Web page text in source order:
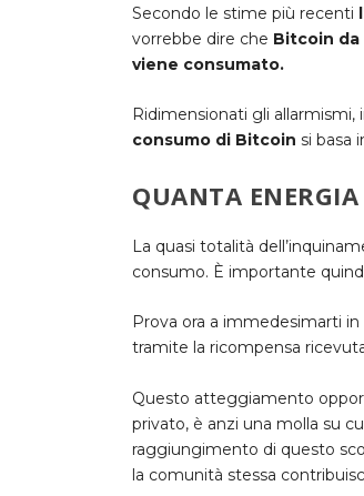
Secondo le stime più recenti
vorrebbe dire che Bitcoin da
viene consumato.
Ridimensionati gli
consumo di Bitcoin si basa
QUANTA
La quasi totalità
consumo. È importante
Prova ora a immedesimarti
tramite la ricompensa
Questo atteggiamento
privato, è anzi una molla su
raggiungimento di questo
la comunità stessa